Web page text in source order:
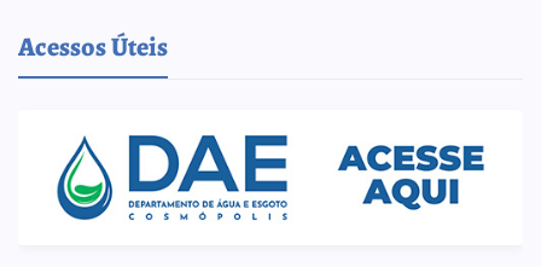
Acessos Úteis